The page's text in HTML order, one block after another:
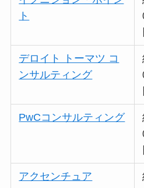
ト
デロイト トーマツ コ
ンサルティング
PwCコンサルティング
アクセンチュア